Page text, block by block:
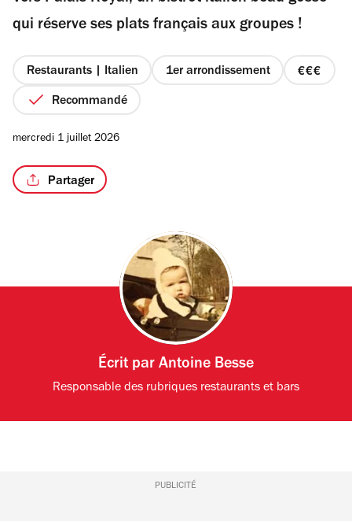
qui réserve ses plats français aux groupes !
Restaurants | Italien 1er arrondissement
prix
Recommandé
mercredi 1 juillet 2026
Partager
Écrit par Antoine Besse
Responsable des rubriques restaurants et bars
PUBLICITÉ